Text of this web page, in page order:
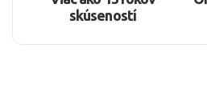
skúseností